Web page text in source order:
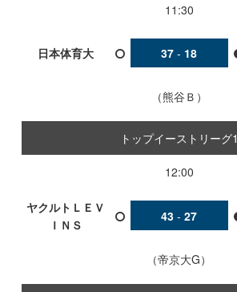
11:30
日本体育大 37 - 18
熊谷Ｂ
トップイーストリーグ1
12:00
ヤクルトＬＥＶ
ＩＮＳ
43 - 27
帝京大G